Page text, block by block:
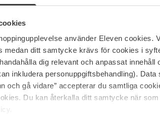
använder Eleven cookies.
medan ditt samtycke krävs för cookies i
dig relevant och anpassat
inkludera personuppgiftsbehandling).
och gå vidare” accepterar du samtliga
Du kan återkalla ditt samtycke när
Om oss
Jobba hos oss
Våra varumärken